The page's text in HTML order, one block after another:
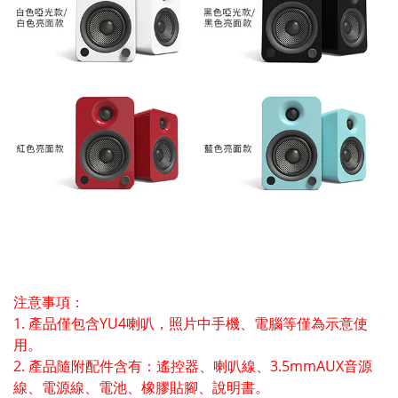
注意事項：
1. 產品僅包含YU4喇叭，照片中手機、電腦等僅為示意使
用。
2. 產品隨附配件含有：遙控器、喇叭線、3.5mmAUX音源
線、電源線、電池、橡膠貼腳、說明書。